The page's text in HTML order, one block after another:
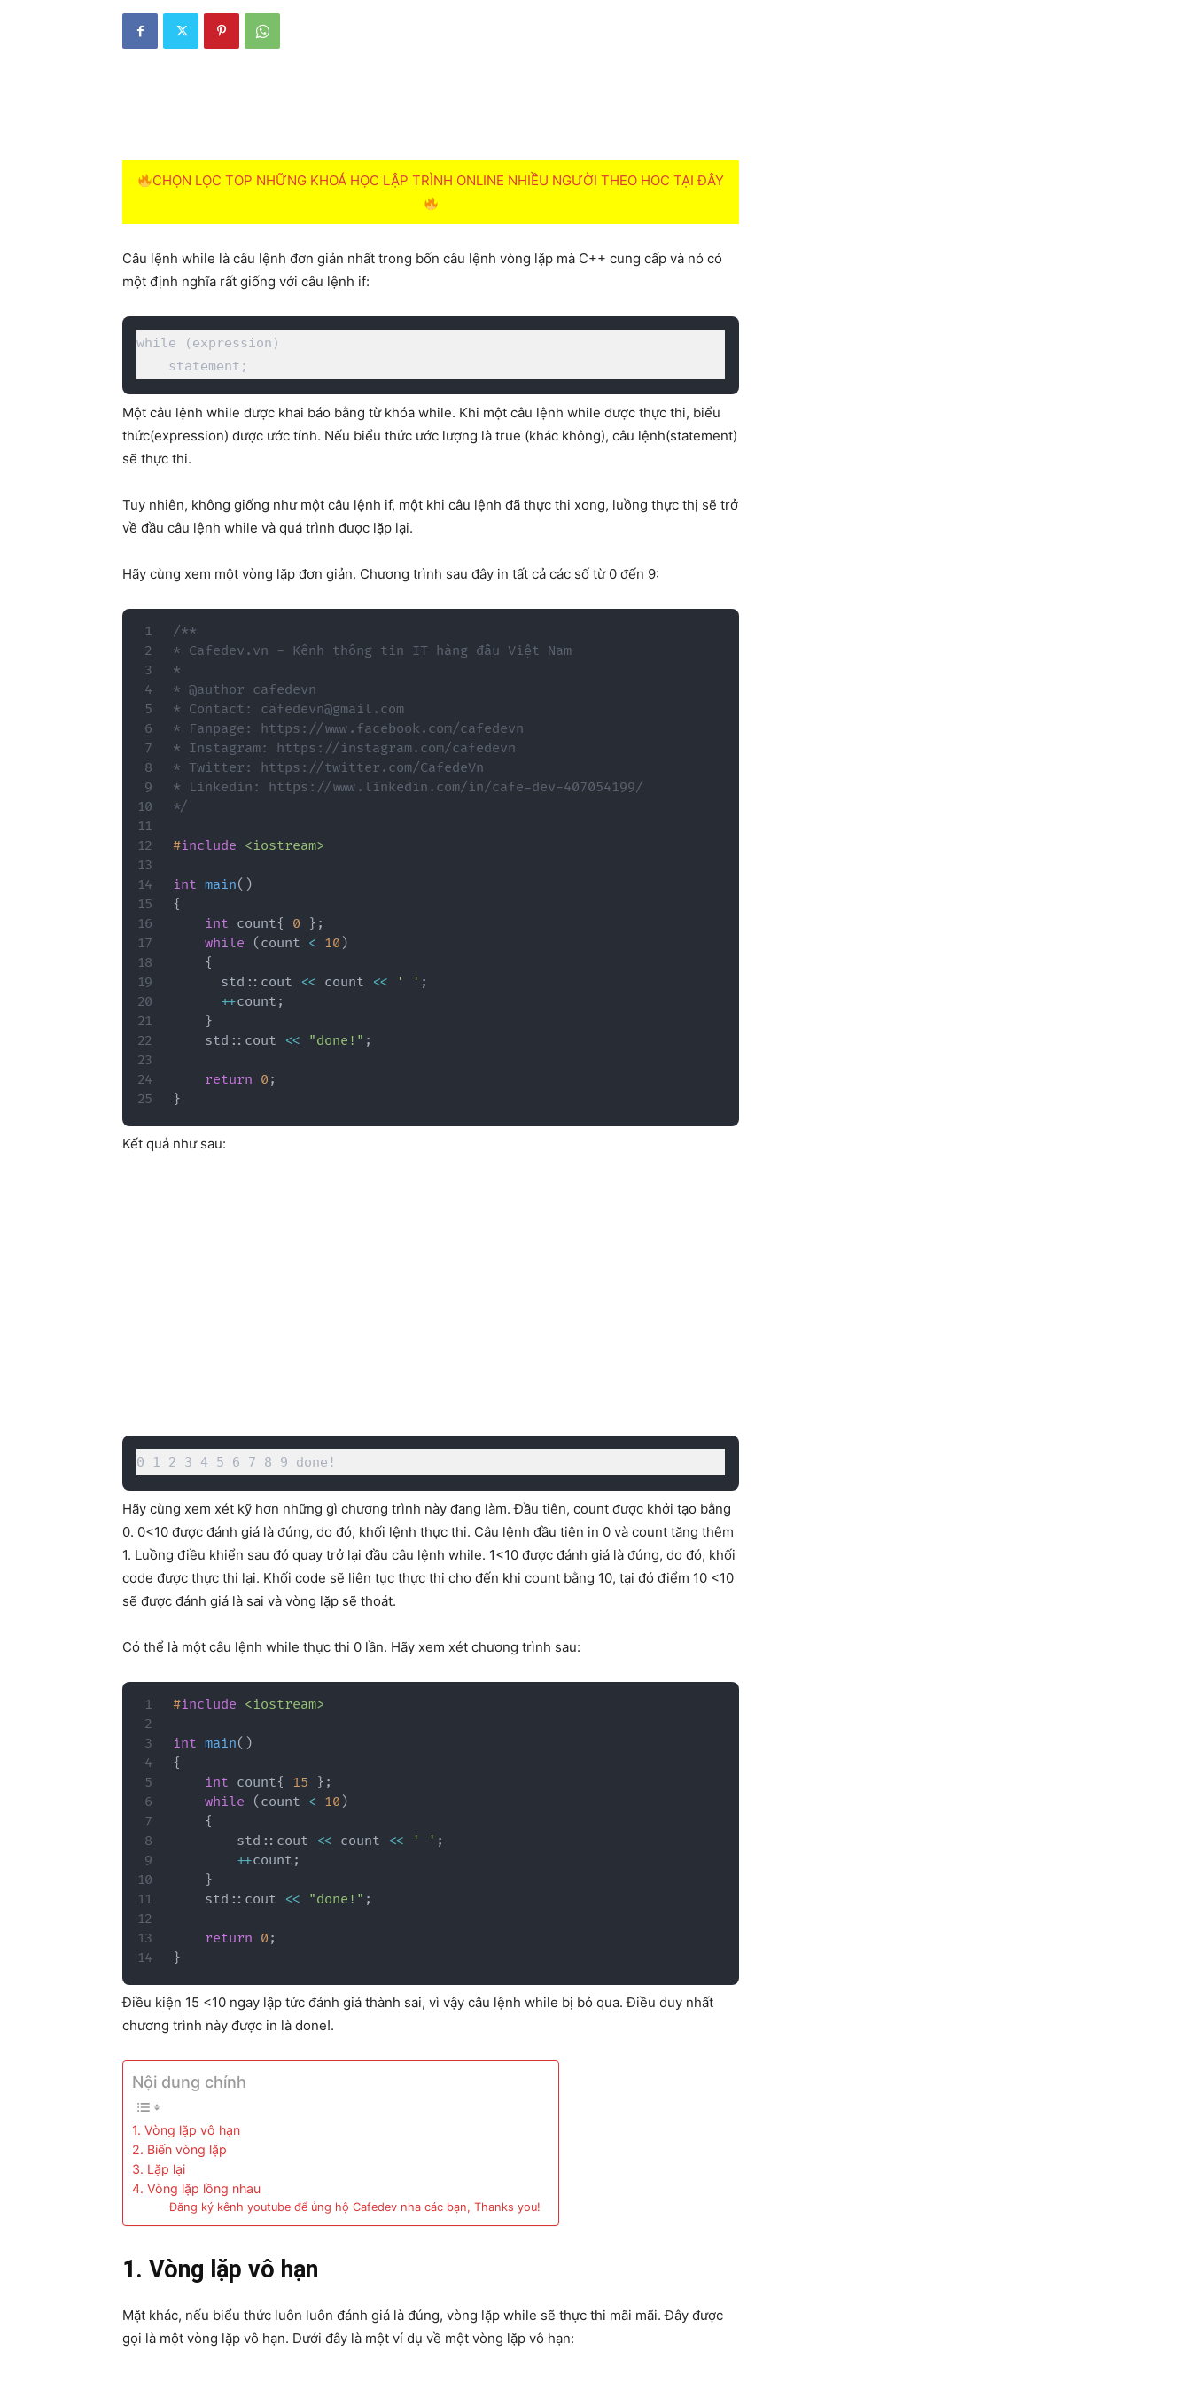
CHỌN LỌC TOP NHỮNG KHOÁ HỌC LẬP TRÌNH ONLINE NHIỀU NGƯỜI THEO HOC TẠI ĐÂY
Câu lệnh while là câu lệnh đơn giản nhất trong bốn câu lệnh vòng lặp mà C++ cung cấp và nó có
một định nghĩa rất giống với câu lệnh if:
while (expression)
    statement;
Một câu lệnh while được khai báo bằng từ khóa while. Khi một câu lệnh while được thực thi, biểu
thức(expression) được ước tính. Nếu biểu thức ước lượng là true (khác không), câu lệnh(statement)
sẽ thực thi.
Tuy nhiên, không giống như một câu lệnh if, một khi câu lệnh đã thực thi xong, luồng thực thị sẽ trở
về đầu câu lệnh while và quá trình được lặp lại.
Hãy cùng xem một vòng lặp đơn giản. Chương trình sau đây in tất cả các số từ 0 đến 9:
/**
* Cafedev.vn - Kênh thông tin IT hàng đầu Việt Nam
*
* @author cafedevn
* Contact: cafedevn@gmail.com
* Fanpage: https://www.facebook.com/cafedevn
* Instagram: https://instagram.com/cafedevn
* Twitter: https://twitter.com/CafedeVn
* Linkedin: https://www.linkedin.com/in/cafe-dev-407054199/
*/
#include <iostream>
int main( )
{
int count{ 0 } ;
while
( count < 10 )
{
      std
:: cout << count << ' ' ;
++count ;
}
    std
:: cout << "done!" ;
return 0 ;
}
Kết quả như sau:
0 1 2 3 4 5 6 7 8 9 done!
Hãy cùng xem xét kỹ hơn những gì chương trình này đang làm. Đầu tiên, count được khởi tạo bằng
0. 0<10 được đánh giá là đúng, do đó, khối lệnh thực thi. Câu lệnh đầu tiên in 0 và count tăng thêm
1. Luồng điều khiển sau đó quay trở lại đầu câu lệnh while. 1<10 được đánh giá là đúng, do đó, khối
code được thực thi lại. Khối code sẽ liên tục thực thi cho đến khi count bằng 10, tại đó điểm 10 <10
sẽ được đánh giá là sai và vòng lặp sẽ thoát.
Có thể là một câu lệnh while thực thi 0 lần. Hãy xem xét chương trình sau:
#include <iostream>
int main( )
{
int count{ 15 } ;
while
( count < 10 )
{
        std
:: cout << count << ' ' ;
++count ;
}
    std
:: cout << "done!" ;
return 0 ;
}
Điều kiện 15 <10 ngay lập tức đánh giá thành sai, vì vậy câu lệnh while bị bỏ qua. Điều duy nhất
chương trình này được in là done!.
Nội dung chính
1. Vòng lặp vô hạn
2. Biến vòng lặp
3. Lặp lại
4. Vòng lặp lồng nhau
Đăng ký kênh youtube để ủng hộ Cafedev nha các bạn, Thanks you!
1. Vòng lặp vô hạn
Mặt khác, nếu biểu thức luôn luôn đánh giá là đúng, vòng lặp while sẽ thực thi mãi mãi. Đây được
gọi là một vòng lặp vô hạn. Dưới đây là một ví dụ về một vòng lặp vô hạn: